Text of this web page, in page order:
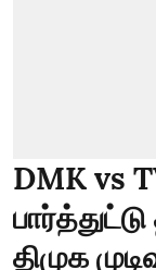
DMK vs
திமுக